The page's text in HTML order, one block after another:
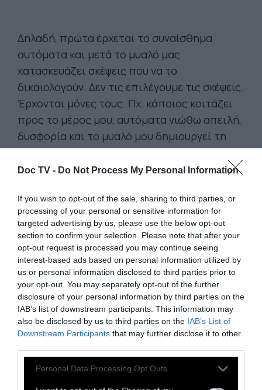
Doc TV - Do Not Process My Personal Information
If you wish to opt-out of the sale, sharing to third parties, or
processing of your personal or sensitive information for
targeted advertising by us, please use the below opt-out
section to confirm your selection. Please note that after your
opt-out request is processed you may continue seeing
interest-based ads based on personal information utilized by
us or personal information disclosed to third parties prior to
your opt-out. You may separately opt-out of the further
disclosure of your personal information by third parties on the
IAB’s list of downstream participants. This information may
also be disclosed by us to third parties on the IAB’s List of
Downstream Participants that may further disclose it to other
Personal Data Processing Opt Outs
Δηλαδή, πρώτα έρχεται το συναίσθημα
αυτόματα και μετά το μυαλό μας
κατασκευάζει σκέψεις που να το
δικαιολογούν. Δεν τις επιλέγουμε τις σκέψεις.
Έρχονται μόνες τους. Πχ. κάποιος κοιτάζει
προς το μέρος μου, αυτόματα νιώθω απειλή,
δυσφορία και το μυαλό μου δημιουργεί τη
σκέψη: «Γιατί με κοιτάζει έτσι; Τι του έκανα;
Τι θέλει από μένα;»
Και έτσι το μυαλό μου δημιουργεί ισορροπία
ανάμεσα σε αυτό που νιώθω και αυτά που
σκέφτομαι. Θεωρώ ότι το συναίσθημα μου
είναι δικαιολογημένο… Βλέπουμε τον κόσμο
μέσα από ένα φίλτρο που κατασκευάζεται
μέσα σε μισό δευτερόλεπτο, εκτός της δικής
μας συνειδητότητας. Η δουλειά της
θεραπείας είναι να ανακαλύψουμε αυτά τα
φίλτρα.
Δαρβίνος και ψυχολογία.Oι εμπειρίες μας